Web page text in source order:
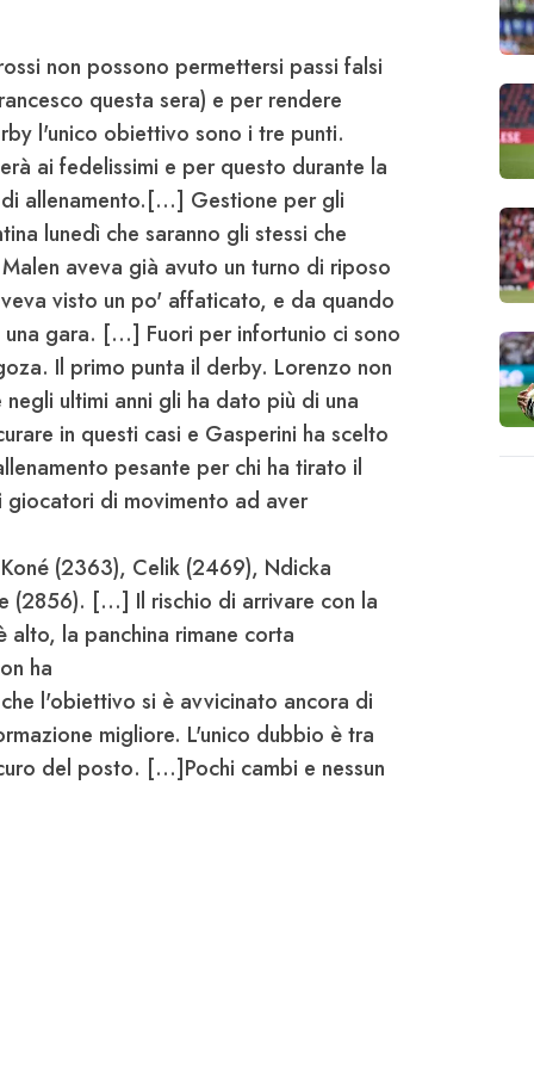
non possono permettersi passi falsi
questa sera) e per rendere
l'unico obiettivo sono i tre punti.
ai fedelissimi e per questo durante la
allenamento.[...] Gestione per gli
lunedì che saranno gli stessi che
aveva già avuto un turno di riposo
visto un po' affaticato, e da quando
gara. [...] Fuori per infortunio ci sono
Il primo punta il derby. Lorenzo non
ultimi anni gli ha dato più di una
in questi casi e Gasperini ha scelto
pesante per chi ha tirato il
di movimento ad aver
(2363), Celik (2469), Ndicka
(2856). [...] Il rischio di arrivare con la
la panchina rimane corta
ha
l'obiettivo si è avvicinato ancora di
migliore. L'unico dubbio è tra
del posto. [...]Pochi cambi e nessun